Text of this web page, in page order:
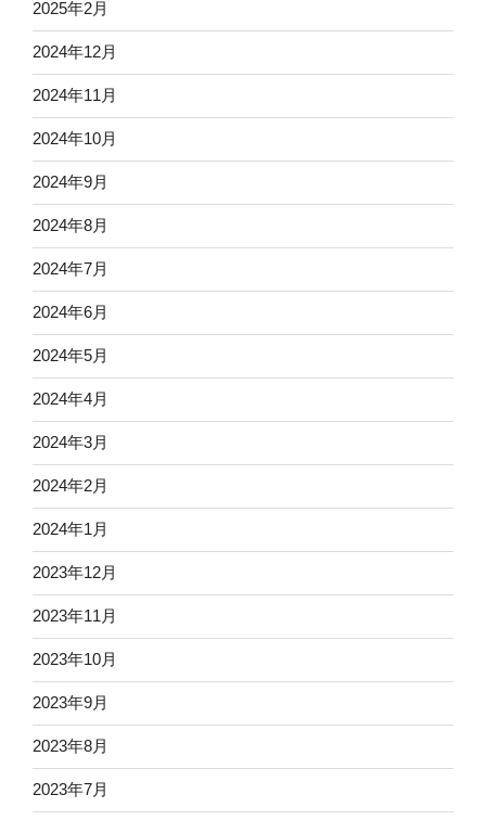
2025年2月
2024年12月
2024年11月
2024年10月
2024年9月
2024年8月
2024年7月
2024年6月
2024年5月
2024年4月
2024年3月
2024年2月
2024年1月
2023年12月
2023年11月
2023年10月
2023年9月
2023年8月
2023年7月